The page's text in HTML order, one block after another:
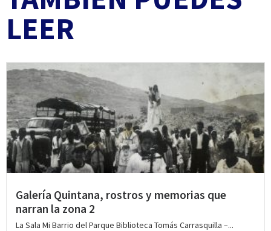
LEER
Galería Quintana, rostros y memorias que
narran la zona 2
La Sala Mi Barrio del Parque Biblioteca Tomás Carrasquilla –...